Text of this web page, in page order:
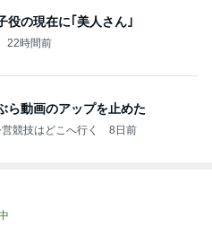
役の現在に｢美人さん｣
22時間前
ら動画のアップを止めた
競技はどこへ行く 8日前